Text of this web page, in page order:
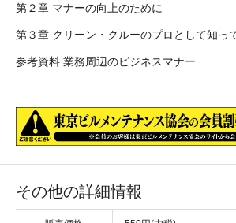
第２章 マナーの向上のために
第３章 クリーン・クルーのプロとして知っ
参考資料 業務周辺のビジネスマナー
その他の詳細情報